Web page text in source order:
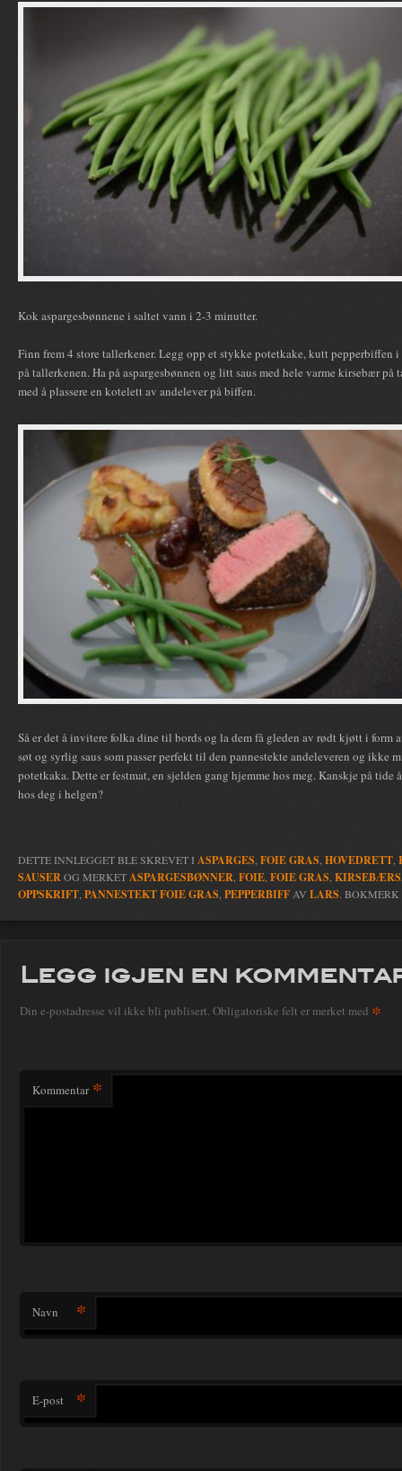
Kok aspargesbønnene i saltet vann i 2-3 minutter.
Finn frem 4 store tallerkener. Legg opp et stykke potetkake, kutt pepperbiffen
på tallerkenen. Ha på aspargesbønnen og litt saus med hele varme kirsebær
med å plassere en kotelett av andelever på biffen.
Så er det å invitere folka dine til bords og la dem få gleden av rødt kjøtt i form
søt og syrlig saus som passer perfekt til den pannestekte andeleveren og ikke
potetkaka. Dette er festmat, en sjelden gang hjemme hos meg. Kanskje på tide
hos deg i helgen?
DETTE INNLEGGET BLE SKREVET IASPARGES FOIE GRAS HOVEDRETT
SAUSEROG MERKETASPARGESBØNNER FOIE FOIE GRAS
OPPSKRIFT PANNESTEKT FOIE GRAS PEPPERBIFF AV LARS. BOKMERK
Legg igjen en
Din e-postadresse vil ikke bli publisert. Obligatoriske felt er merket med *
Kommentar *
Navn *
E-post *